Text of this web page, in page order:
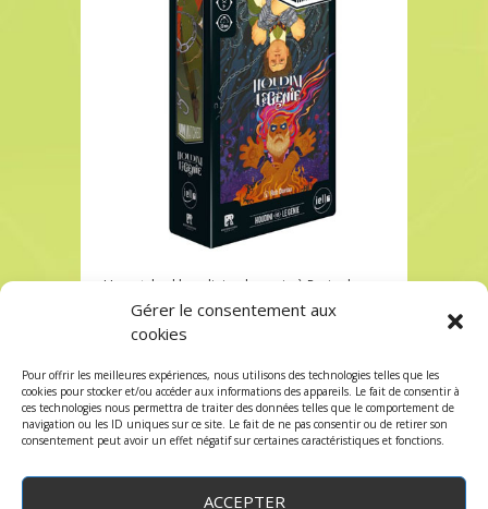
Gérer le consentement aux
cookies
Pour offrir les meilleures expériences, nous utilisons des technologies telles que les
cookies pour stocker et/ou accéder aux informations des appareils. Le fait de consentir à
ces technologies nous permettra de traiter des données telles que le comportement de
navigation ou les ID uniques sur ce site. Le fait de ne pas consentir ou de retirer son
consentement peut avoir un effet négatif sur certaines caractéristiques et fonctions.
ACCEPTER
Unmatched houdini vs le genie à Paris chez
Robin des Jeux
Unmatched houdini vs le genie à Paris chez
Les commentaires et les trackbacks sont
fermés.